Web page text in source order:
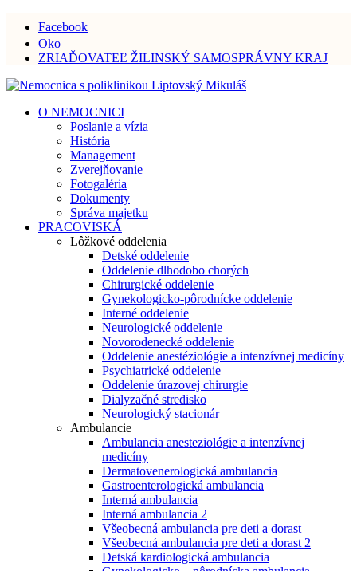
Facebook
Oko
ZRIAĎOVATEĽ ŽILINSKÝ SAMOSPRÁVNY KRAJ
O NEMOCNICI
Poslanie a vízia
História
Management
Zverejňovanie
Fotogaléria
Dokumenty
Správa majetku
PRACOVISKÁ
Lôžkové oddelenia
Detské oddelenie
Oddelenie dlhodobo chorých
Chirurgické oddelenie
Gynekologicko-pôrodnícke oddelenie
Interné oddelenie
Neurologické oddelenie
Novorodenecké oddelenie
Oddelenie anestéziológie a intenzívnej medicíny
Psychiatrické oddelenie
Oddelenie úrazovej chirurgie
Dialyzačné stredisko
Neurologický stacionár
Ambulancie
Ambulancia anesteziológie a intenzívnej
medicíny
Dermatovenerologická ambulancia
Gastroenterologická ambulancia
Interná ambulancia
Interná ambulancia 2
Všeobecná ambulancia pre deti a dorast
Všeobecná ambulancia pre deti a dorast 2
Detská kardiologická ambulancia